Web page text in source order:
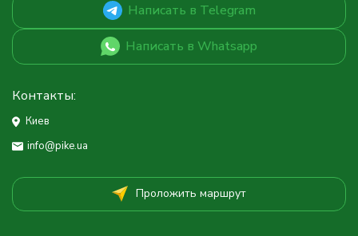
Написать в Telegram
Написать в Whatsapp
Контакты:
Киев
info@pike.ua
Проложить маршрут